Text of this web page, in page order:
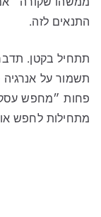
התנאים לזה.
תתחיל בקטן.
תשמור על
פחות ״מחפש
מתחילות לחפש